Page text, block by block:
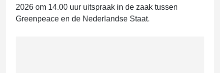
2026 om 14.00 uur uitspraak in de zaak tussen
Greenpeace en de Nederlandse Staat.